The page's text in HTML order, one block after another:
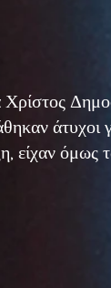
Χρίστος
άτυχοι
είχαν όμως